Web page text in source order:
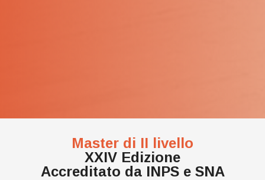
Master di II livello
XXIV Edizione
Accreditato da INPS e SNA